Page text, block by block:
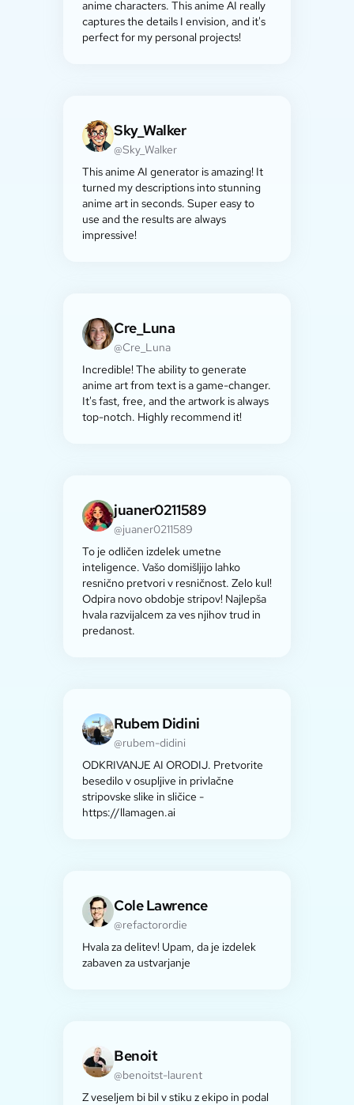
anime characters. This anime AI really
captures the details I envision, and it's
perfect for my personal projects!
Sky_Walker
@Sky_Walker
This anime AI generator is amazing! It
turned my descriptions into stunning
anime art in seconds. Super easy to
use and the results are always
impressive!
Cre_Luna
@Cre_Luna
Incredible! The ability to generate
anime art from text is a game-changer.
It's fast, free, and the artwork is always
top-notch. Highly recommend it!
juaner0211589
@juaner0211589
To je odličen izdelek umetne
inteligence. Vašo domišljijo lahko
resnično pretvori v resničnost. Zelo kul!
Odpira novo obdobje stripov! Najlepša
hvala razvijalcem za ves njihov trud in
predanost.
Rubem Didini
@rubem-didini
ODKRIVANJE AI ORODIJ. Pretvorite
besedilo v osupljive in privlačne
stripovske slike in sličice -
https://llamagen.ai
Cole Lawrence
@refactorordie
Hvala za delitev! Upam, da je izdelek
zabaven za ustvarjanje
Benoit
@benoitst-laurent
Z veseljem bi bil v stiku z ekipo in podal